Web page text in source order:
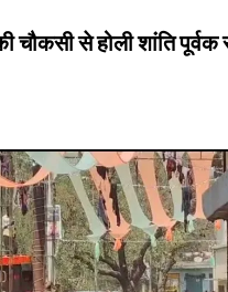
चौकसी से होली शांति पूर्वक